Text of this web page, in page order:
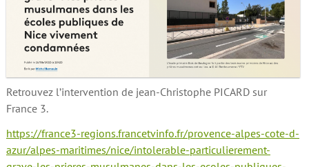
Retrouvez l’intervention de jean-Christophe PICARD sur
France 3.
https://france3-regions.francetvinfo.fr/provence-alpes-cote-d-
azur/alpes-maritimes/nice/intolerable-particulierement-